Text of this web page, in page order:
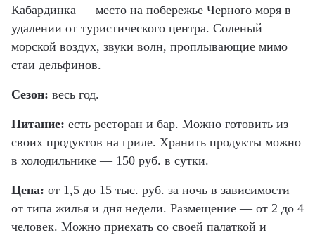
Кабардинка — место на побережье Черного моря в
удалении от туристического центра. Соленый
морской воздух, звуки волн, проплывающие мимо
стаи дельфинов.
Сезон: весь год.
Питание: есть ресторан и бар. Можно готовить из
своих продуктов на гриле. Хранить продукты можно
в холодильнике — 150 руб. в сутки.
Цена: от 1,5 до 15 тыс. руб. за ночь в зависимости
от типа жилья и дня недели. Размещение — от 2 до 4
человек. Можно приехать со своей палаткой и